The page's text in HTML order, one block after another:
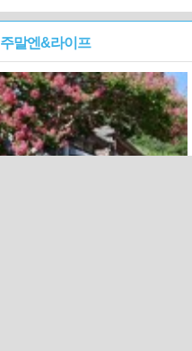
주말엔&라이프